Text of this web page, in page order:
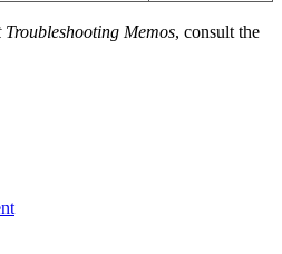
Troubleshooting Memos, consult the